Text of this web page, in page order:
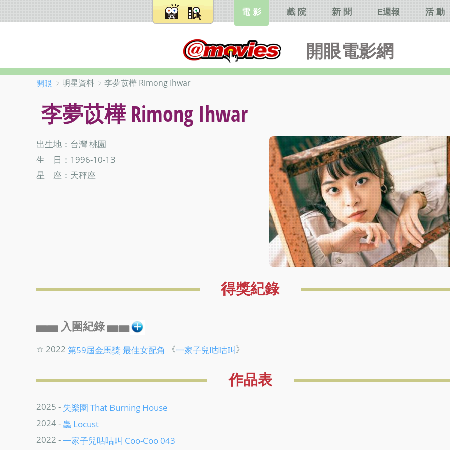
開眼電影網
電 影 戲 院 新 聞 E週報 活 動
開眼 ﹥明星資料 ﹥李夢苡樺 Rimong Ihwar
李夢苡樺 Rimong Ihwar
出生地：台灣 桃園
生 日：1996-10-13
星 座：天秤座
得獎紀錄
▅▅ 入圍紀錄 ▅▅
☆ 2022 第59屆金馬獎 最佳女配角 《一家子兒咕咕叫》
作品表
2025 - 失樂園 That Burning House
2024 - 蟲 Locust
2022 -一家子兒咕咕叫 Coo-Coo 043